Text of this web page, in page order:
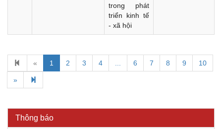
trong phát
triển kinh tế
- xã hội
« 1 2 3 4 6 7 8 9 10
»
Thông báo
Kế hoạch Kiểm tra, sát hạch để tiếp nhận vào làm công
chức tỉnh Đắk Lắk năm 2026
KL/TW ngày 08/01/2026 của Ban Bí thư